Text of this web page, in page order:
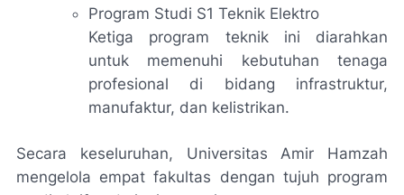
Program Studi S1 Teknik Elektro
Ketiga program teknik ini diarahkan
untuk memenuhi kebutuhan tenaga
profesional di bidang infrastruktur,
manufaktur, dan kelistrikan.
Secara keseluruhan, Universitas Amir Hamzah
mengelola empat fakultas dengan tujuh program